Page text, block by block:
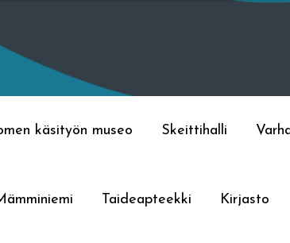
käsityön museo Skeittihalli
Taideapteekki Kirjasto